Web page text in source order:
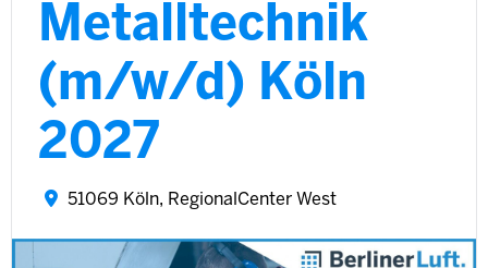
Metalltechnik
(m/w/d) Köln
2027
51069 Köln, RegionalCenter West